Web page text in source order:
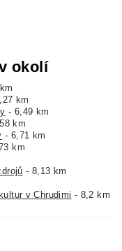
okolí
km
- 6,49 km
km
- 6,71 km
km
- 8,13 km
v Chrudimi - 8,2 km